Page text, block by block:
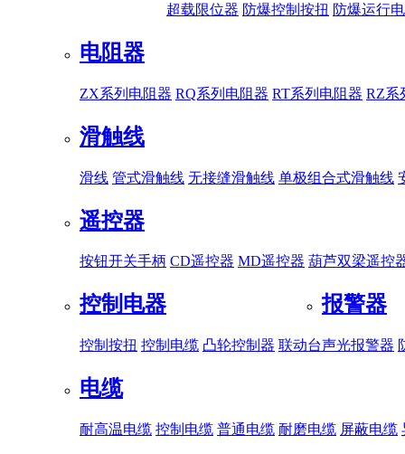
超载限位器 防爆控制按扭 防爆运行
电阻器
ZX系列电阻器 RQ系列电阻器 RT系列电阻器 RZ系
滑触线
滑线 管式滑触线 无接缝滑触线 单极组合式滑触线
遥控器
按钮开关手柄 CD遥控器 MD遥控器 葫芦双梁遥控
控制电器
控制按扭 控制电缆 凸轮控制器 联动台
报警器
声光报警器
电缆
耐高温电缆 控制电缆 普通电缆 耐磨电缆 屏蔽电缆